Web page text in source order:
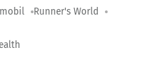
Runner's World